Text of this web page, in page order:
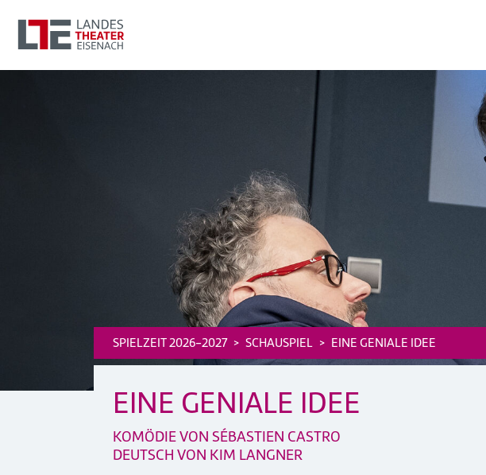
SPIELZEIT 2026-2027 SCHAUSPIEL EINE GENIALE IDEE
EINE GENIALE IDEE
KOMÖDIE VON SÉBASTIEN CASTRO
DEUTSCH VON KIM LANGNER